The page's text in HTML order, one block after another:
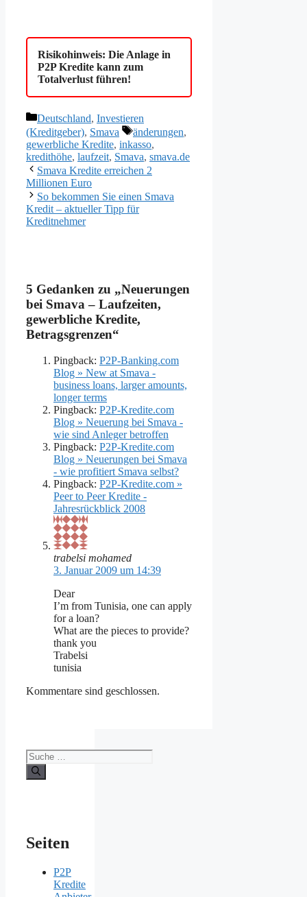
Risikohinweis: Die Anlage in
P2P Kredite kann zum
Totalverlust führen!
Kategorien
Deutschland, Investieren
(Kreditgeber), Smava Schlagwörter
änderungen,
gewerbliche Kredite, inkasso,
kredithöhe, laufzeit, Smava, smava.de
Smava Kredite erreichen 2
Millionen Euro
So bekommen Sie einen Smava
Kredit – aktueller Tipp für
Kreditnehmer
5 Gedanken zu „Neuerungen
bei Smava – Laufzeiten,
gewerbliche Kredite,
Betragsgrenzen“
Pingback: P2P-Banking.com
Blog » New at Smava -
business loans, larger amounts,
longer terms
Pingback: P2P-Kredite.com
Blog » Neuerung bei Smava -
wie sind Anleger betroffen
Pingback: P2P-Kredite.com
Blog » Neuerungen bei Smava
- wie profitiert Smava selbst?
Pingback: P2P-Kredite.com »
Peer to Peer Kredite -
Jahresrückblick 2008
trabelsi mohamed
3. Januar 2009 um 14:39
Dear
I’m from Tunisia, one can apply
for a loan?
What are the pieces to provide?
thank you
Trabelsi
tunisia
Kommentare sind geschlossen.
Suche
nach:
Seiten
P2P
Kredite